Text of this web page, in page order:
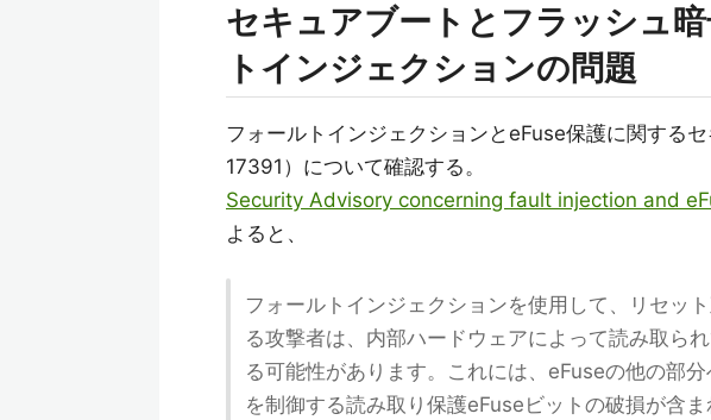
セキュアブートとフラッシュ
トインジェクションの問題
フォールトインジェクションとeFuse保護に関する
17391）について確認する。
Security Advisory concerning fault injection and
よると、
フォールトインジェクションを使用して、リセッ
る攻撃者は、内部ハードウェアによって読み取ら
る可能性があります。これには、eFuseの他の部
を制御する読み取り保護eFuseビットの破損が含ま